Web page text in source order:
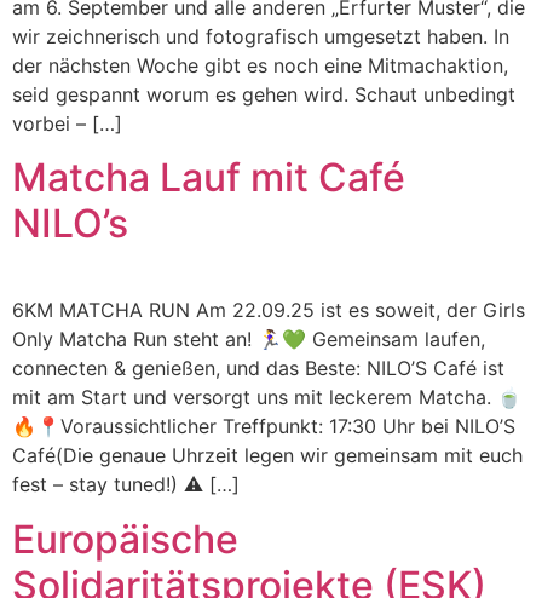
am 6. September und alle anderen „Erfurter Muster“, die
wir zeichnerisch und fotografisch umgesetzt haben. In
der nächsten Woche gibt es noch eine Mitmachaktion,
seid gespannt worum es gehen wird. Schaut unbedingt
vorbei – […]
Matcha Lauf mit Café
NILO’s
6KM MATCHA RUN Am 22.09.25 ist es soweit, der Girls
Only Matcha Run steht an! 🏃‍♀️💚 Gemeinsam laufen,
connecten & genießen, und das Beste: NILO’S Café ist
mit am Start und versorgt uns mit leckerem Matcha. 🍵
🔥📍Voraussichtlicher Treffpunkt: 17:30 Uhr bei NILO’S
Café(Die genaue Uhrzeit legen wir gemeinsam mit euch
fest – stay tuned!) ⚠️ […]
Europäische
Solidaritätsprojekte (ESK)